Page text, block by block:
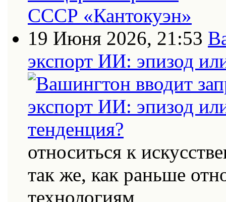
19 Июня 2026, 21:53
экспорт ИИ: эпизод
относиться к
так же, как раньше
технологиям